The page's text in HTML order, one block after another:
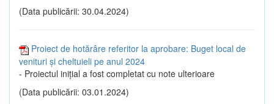
(Data publicării: 30.04.2024)
Proiect de hotărâre referitor la aprobare: Buget local de
venituri și cheltuieli pe anul 2024
- Proiectul inițial a fost completat cu note ulterioare
(Data publicării: 03.01.2024)